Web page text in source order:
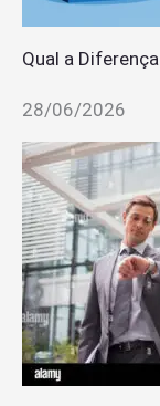
Qual a
28/06/2026